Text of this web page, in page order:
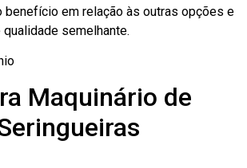
benefício em relação às outras opções e
semelhante.
Maquinário de